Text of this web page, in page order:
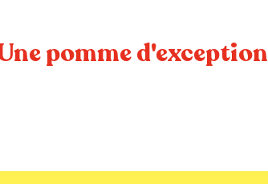
pomme d'exception